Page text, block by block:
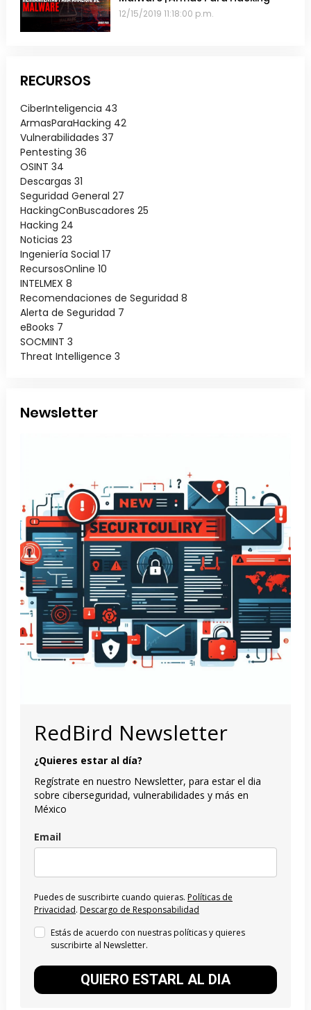
12/15/2019 11:18:00 p.m.
RECURSOS
CiberInteligencia 43
ArmasParaHacking 42
Vulnerabilidades 37
Pentesting 36
OSINT 34
Descargas 31
Seguridad General 27
HackingConBuscadores 25
Hacking 24
Noticias 23
Ingeniería Social 17
RecursosOnline 10
INTELMEX 8
Recomendaciones de Seguridad 8
Alerta de Seguridad 7
eBooks 7
SOCMINT 3
Threat Intelligence 3
Newsletter
RedBird Newsletter
¿Quieres estar al día?
Regístrate en nuestro Newsletter, para estar el dia
sobre ciberseguridad, vulnerabilidades y más en
México
Email
Puedes de suscribirte cuando quieras. Políticas de
Privacidad. Descargo de Responsabilidad
Estás de acuerdo con nuestras políticas y quieres
suscribirte al Newsletter.
QUIERO ESTARL AL DIA